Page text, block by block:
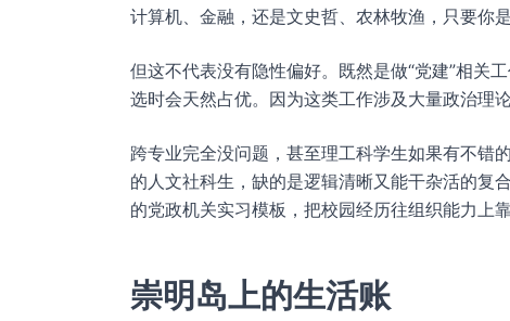
计算机、金融，还是文史哲、农林牧渔，只要你
但这不代表没有隐性偏好。既然是做“党建”相关
选时会天然占优。因为这类工作涉及大量政治理
跨专业完全没问题，甚至理工科学生如果有不错
的人文社科生，缺的是逻辑清晰又能干杂活的复
的党政机关实习模板，把校园经历往组织能力上靠
崇明岛上的生活账